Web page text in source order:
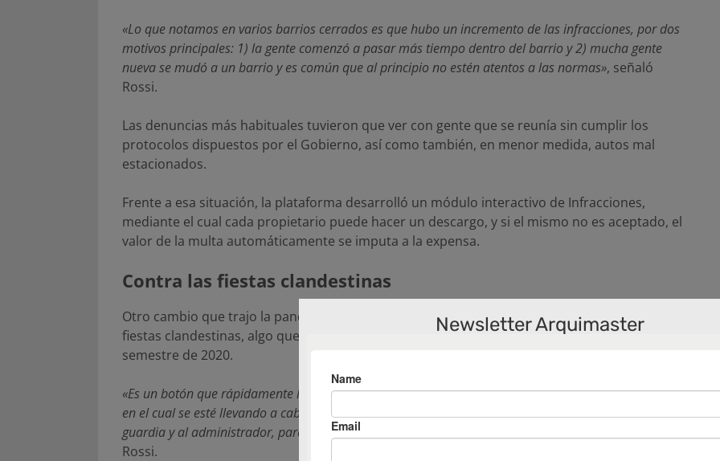
«Lo que notamos en varios barrios cerrados es que hubo un incremento de las infracciones, por dos
motivos principales: 1) la gente comenzó a pasar más tiempo dentro del barrio y 2) mucha gente
nueva se mudó a un barrio y es común que al principio no estén atentos a las normas», señaló
Rossi.
Las denuncias más habituales tuvieron que ver con gente que se reunía sin cumplir los
protocolos dispuestos por el Gobierno, así como también, en menor medida, autos mal
estacionados.
Frente a esa situación, la plataforma desarrolló un módulo interactivo de Infracciones,
mediante el cual cada propietario puede hacer un descargo, y si el mismo no es aceptado, el
valor de la multa automáticamente se imputa a la expensa.
Contra las fiestas clandestinas
Otro cambio que trajo la pandemia fue la necesidad de incorporar un botón para denunciar
fiestas clandestinas, algo que se desarrolló, a pedido de los administradores, en el segundo
semestre de 2020.
«Es un botón que rápidamente le permite a un propietario o a alguien del consejo, denunciar un lote
en el cual se esté llevando a cabo una de estas fiestas. Eso envía una notificación inmediata a la
guardia y al administrador, para que puedan ir en el momento a corroborar la situación»
Rossi.
Newsletter Arquimaster